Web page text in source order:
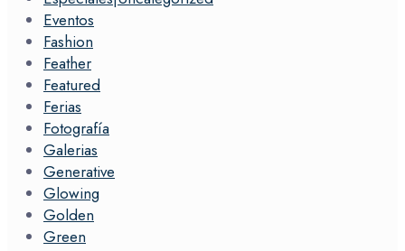
Eventos
Fashion
Feather
Featured
Ferias
Fotografía
Galerias
Generative
Glowing
Golden
Green